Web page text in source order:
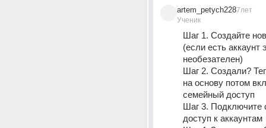
artem_petych228
Ученик
7лет
Шаг 1. Создайте
(если есть аккаунт
необезателен)
Шаг 2. Создали?
на основу потом
семейный доступ
Шаг 3. Подключите
доступ к аккаунтам